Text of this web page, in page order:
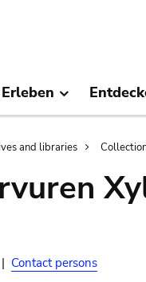
and libraries
| Contact persons